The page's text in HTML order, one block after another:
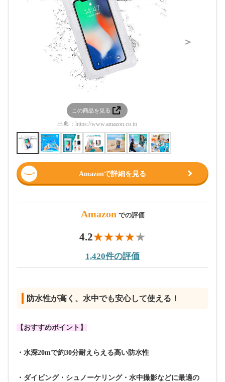
この商品を見る
出典： https://www.amazon.co.jp
＞
Amazonで詳細を見る
Amazon での評価
4.2
1,420件の評価
防水性が高く、水中でも安心して使える！
【おすすめポイント】
・水深20mで約30分耐えらえる高い防水性
・ダイビング・シュノーケリング・水中撮影などに最適の